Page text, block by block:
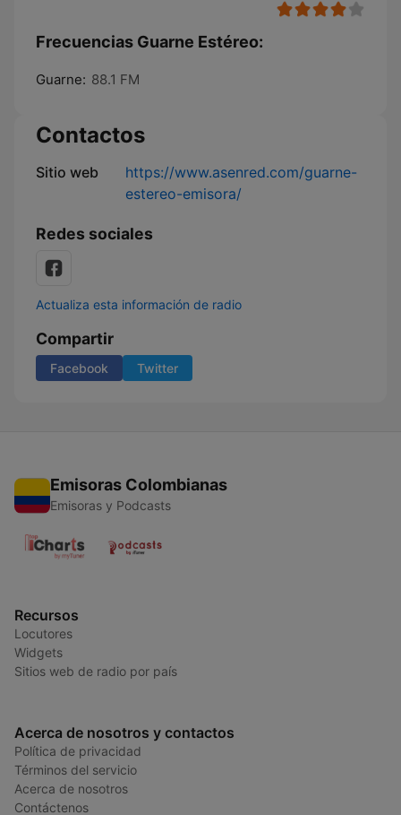
Frecuencias Guarne Estéreo:
Guarne: 88.1 FM
Contactos
Sitio web
https://www.asenred.com/guarne-
estereo-emisora/
Redes sociales
Actualiza esta información de radio
Compartir
Facebook Twitter
Emisoras Colombianas
Emisoras y Podcasts
Recursos
Locutores
Widgets
Sitios web de radio por país
Acerca de nosotros y contactos
Política de privacidad
Términos del servicio
Acerca de nosotros
Contáctenos